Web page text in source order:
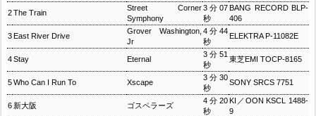
2The Train
Street Corner
Symphony
3分07
秒
BANG RECORD BLP-
406
3East River Drive
Grover Washington,
Jr
4分44
秒
ELEKTRA P-11082E
4Stay Eternal
3分51
秒
東芝EMI TOCP-8165
5Who Can I Run To Xscape
3分30
秒
SONY SRCS 7751
6 新大阪 ゴスペラーズ
4分20
秒
KI／OON KSCL 1488-
9